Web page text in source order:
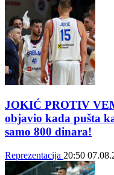
JOKIĆ PROTIV
objavio kada pušta
samo 800 dinara!
Reprezentacija 20:50